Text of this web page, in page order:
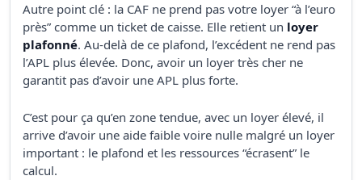
Autre point clé : la CAF ne prend pas votre loyer “à l’euro
près” comme un ticket de caisse. Elle retient un loyer
plafonné. Au-delà de ce plafond, l’excédent ne rend pas
l’APL plus élevée. Donc, avoir un loyer très cher ne
garantit pas d’avoir une APL plus forte.
C’est pour ça qu’en zone tendue, avec un loyer élevé, il
arrive d’avoir une aide faible voire nulle malgré un loyer
important : le plafond et les ressources “écrasent” le
calcul.